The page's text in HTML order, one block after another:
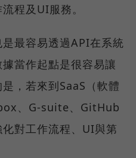
程及UI服務。
最容易透過API在系統
當作起點是很容易讓
，若來到SaaS（軟體
、G-suite、GitHub
對工作流程、UI與第